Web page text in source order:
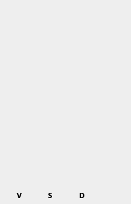
V S
D